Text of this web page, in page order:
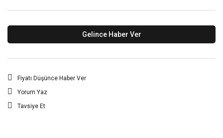
Gelince Haber Ver
Fiyatı Düşünce Haber Ver
Yorum Yaz
Tavsiye Et